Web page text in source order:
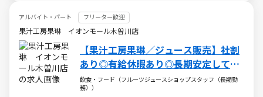
アルバイト・パート フリーター歓迎
果汁工房果琳 イオンモール木曽川店
【果汁工房果琳／ジュース販売】社割
あり◎有給休暇あり◎長期安定して働
けます♪
飲食・フード（フルーツジュースショップスタッフ（長期勤
務））